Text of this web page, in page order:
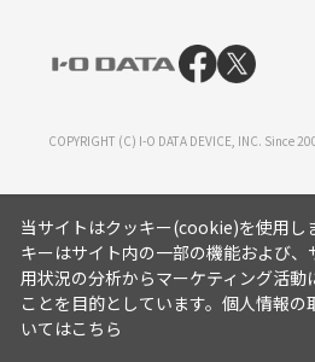
COPYRIGHT (C) I-O DATA DEVICE, INC. Since
当サイトはクッキー(cookie)を使用し
キーはサイト内の一部の機能および、
用状況の分析からマーケティング活動
ことを目的としています。 個人情報の
いてはこちら